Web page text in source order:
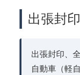
出張封印
出張封印、
自動車（軽